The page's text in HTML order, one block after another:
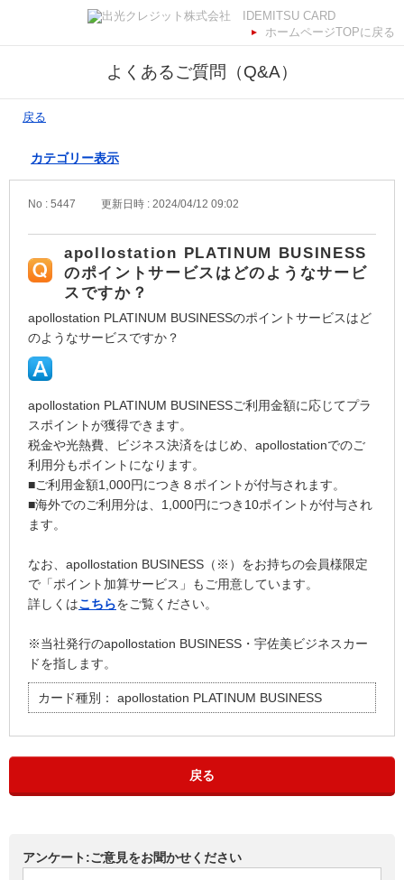
ホームページTOPに戻る
よくあるご質問（Q&A）
戻る
カテゴリー表示
No : 5447 更新日時 : 2024/04/12 09:02
apollostation PLATINUM BUSINESS
のポイントサービスはどのようなサービ
スですか？
apollostation PLATINUM BUSINESSのポイントサービスはど
のようなサービスですか？
apollostation PLATINUM BUSINESSご利用金額に応じてプラ
スポイントが獲得できます。
税金や光熱費、ビジネス決済をはじめ、apollostationでのご
利用分もポイントになります。
■ご利用金額1,000円につき８ポイントが付与されます。
■海外でのご利用分は、1,000円につき10ポイントが付与され
ます。
なお、apollostation BUSINESS（※）をお持ちの会員様限定
で「ポイント加算サービス」もご用意しています。
詳しくはこちらをご覧ください。
※当社発行のapollostation BUSINESS・宇佐美ビジネスカー
ドを指します。
カード種別： apollostation PLATINUM BUSINESS
戻る
アンケート:ご意見をお聞かせください